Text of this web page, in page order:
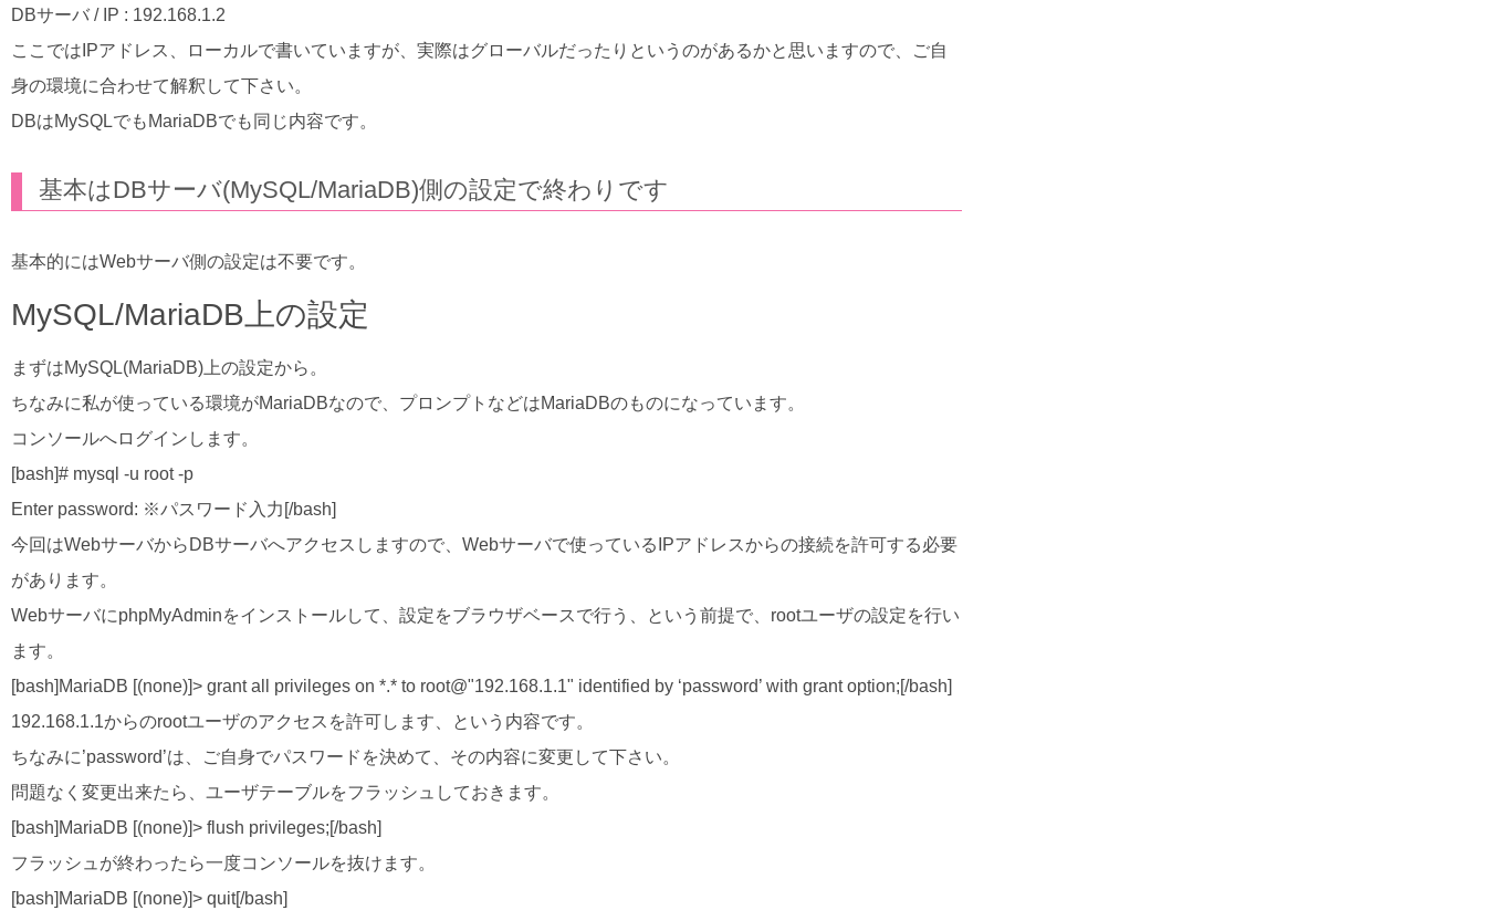
DBサーバ / IP : 192.168.1.2
ここではIPアドレス、ローカルで書いていますが、実際はグローバルだったりというのがあるかと思いますので、ご自
身の環境に合わせて解釈して下さい。
DBはMySQLでもMariaDBでも同じ内容です。
基本はDBサーバ(MySQL/MariaDB)側の設定で終わりです
基本的にはWebサーバ側の設定は不要です。
MySQL/MariaDB上の設定
まずはMySQL(MariaDB)上の設定から。
ちなみに私が使っている環境がMariaDBなので、プロンプトなどはMariaDBのものになっています。
コンソールへログインします。
[bash]# mysql -u root -p
Enter password: ※パスワード入力[/bash]
今回はWebサーバからDBサーバへアクセスしますので、Webサーバで使っているIPアドレスからの接続を許可する必要
があります。
WebサーバにphpMyAdminをインストールして、設定をブラウザベースで行う、という前提で、rootユーザの設定を行い
ます。
[bash]MariaDB [(none)]> grant all privileges on *.* to root@"192.168.1.1" identified by ‘password’ with grant option;[/bash]
192.168.1.1からのrootユーザのアクセスを許可します、という内容です。
ちなみに’password’は、ご自身でパスワードを決めて、その内容に変更して下さい。
問題なく変更出来たら、ユーザテーブルをフラッシュしておきます。
[bash]MariaDB [(none)]> flush privileges;[/bash]
フラッシュが終わったら一度コンソールを抜けます。
[bash]MariaDB [(none)]> quit[/bash]